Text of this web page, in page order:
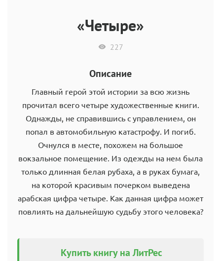
«Четыре»
227
Описание
Главный герой этой истории за всю жизнь
прочитал всего четыре художественные книги.
Однажды, не справившись с управлением, он
попал в автомобильную катастрофу. И погиб.
Очнулся в месте, похожем на большое
вокзальное помещение. Из одежды на нем была
только длинная белая рубаха, а в руках бумага,
на которой красивым почерком выведена
арабская цифра четыре. Как данная цифра может
повлиять на дальнейшую судьбу этого человека?
Купить книгу на ЛитРес